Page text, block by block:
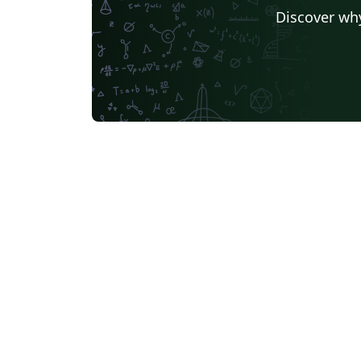
Discover